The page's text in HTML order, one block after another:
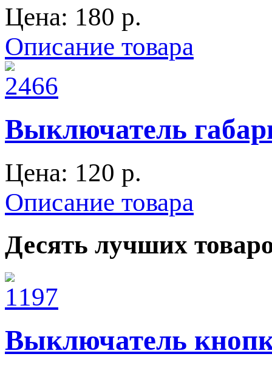
Цена: 180 p.
Описание товара
Выключатель
Цена: 120 p.
Описание товара
Десять лучших
Выключатель